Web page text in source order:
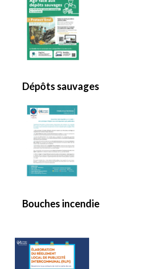
Dépôts sauvages
Bouches incendie